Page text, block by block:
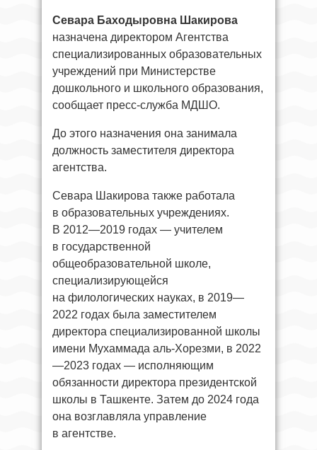
Севара Баходыровна Шакирова
назначена директором Агентства
специализированных образовательных
учреждений при Министерстве
дошкольного и школьного образования,
сообщает пресс-служба МДШО.
До этого назначения она занимала
должность заместителя директора
агентства.
Севара Шакирова также работала
в образовательных учреждениях.
В 2012—2019 годах — учителем
в государственной
общеобразовательной школе,
специализирующейся
на филологических науках, в 2019—
2022 годах была заместителем
директора специализированной школы
имени Мухаммада аль-Хорезми, в 2022
—2023 годах — исполняющим
обязанности директора президентской
школы в Ташкенте. Затем до 2024 года
она возглавляла управление
в агентстве.